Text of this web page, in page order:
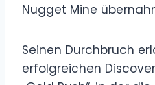
Nugget Mine
Seinen Durchbruch
erfolgreichen